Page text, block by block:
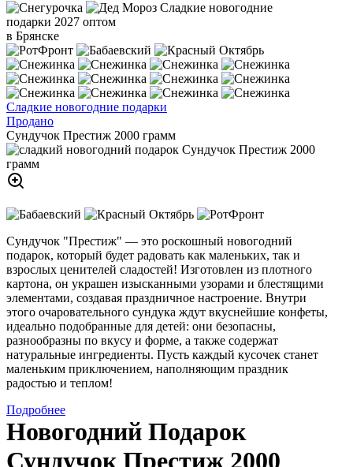
Сладкие новогодние
подарки 2027 оптом
в Брянске
Сладкие новогодние подарки
Продано
Сундучок Престиж 2000 грамм
Сундучок "Престиж" — это роскошный новогодний
подарок, который будет радовать как маленьких, так и
взрослых ценителей сладостей! Изготовлен из плотного
картона, он украшен изысканными узорами и блестящими
элементами, создавая праздничное настроение. Внутри
этого очаровательного сундука ждут вкуснейшие конфеты,
идеально подобранные для детей: они безопасны,
разнообразны по вкусу и форме, а также содержат
натуральные ингредиенты. Пусть каждый кусочек станет
маленьким приключением, наполняющим праздник
радостью и теплом!
Подробнее
Новогодний Подарок
Сундучок Престиж 2000